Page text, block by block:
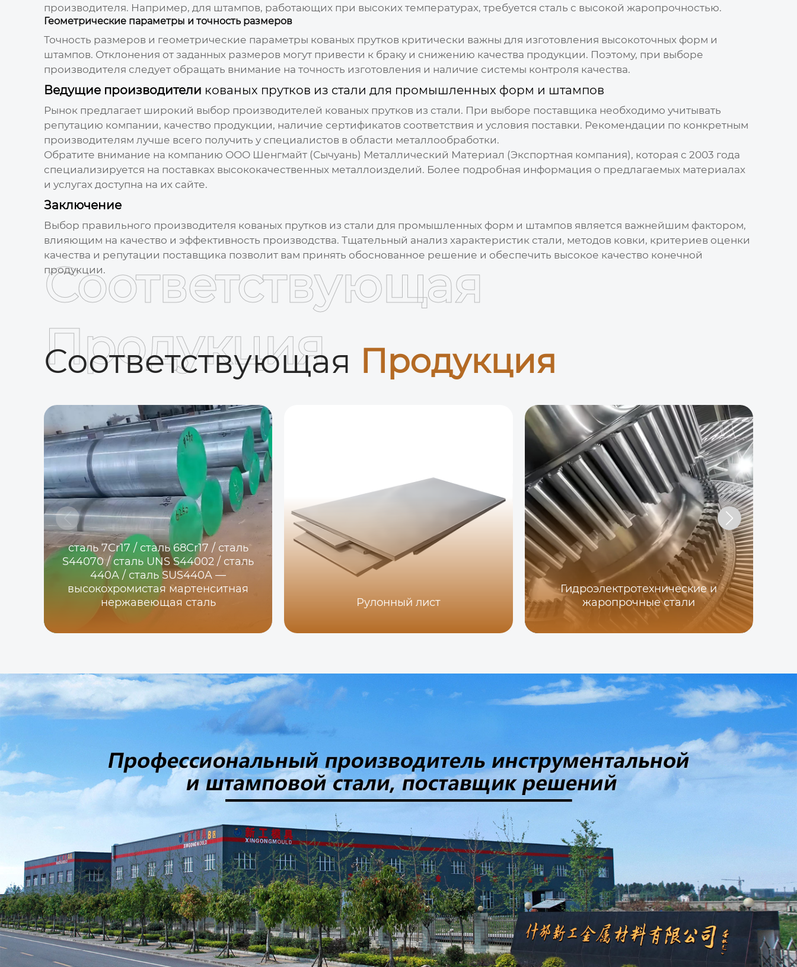
производителя. Например, для штампов, работающих при высоких температурах, требуется сталь с высокой жаропрочностью.
Геометрические параметры и точность размеров
Точность размеров и геометрические параметры кованых прутковкритически важны для изготовления высокоточных форм и
штампов. Отклонения от заданных размеров могут привести к браку и снижению качества продукции. Поэтому, при выборе
производителя следует обращать внимание на точность изготовления и наличие системы контроля качества.
Ведущие производители кованых прутков из стали для промышленных форм и штампов
Рынок предлагает широкий выбор производителей кованых прутков из стали. При выборе поставщика необходимо учитывать
репутацию компании, качество продукции, наличие сертификатов соответствия и условия поставки. Рекомендации по конкретным
производителям лучше всего получить у специалистов в области металлообработки.
Обратите внимание на компанию ООО Шенгмайт (Сычуань) Металлический Материал (Экспортная компания), которая с 2003 года
специализируется на поставках высококачественных металлоизделий. Более подробная информация о предлагаемых материалах
и услугах доступна на их сайте.
Заключение
Выбор правильного производителя кованых прутков из стали для промышленных форм и штамповявляется важнейшим фактором,
влияющим на качество и эффективность производства. Тщательный анализ характеристик стали, методов ковки, критериев оценки
качества и репутации поставщика позволит вам принять обоснованное решение и обеспечить высокое качество конечной
продукции.
Соответствующая Продукция
Соответствующая
Продукция
сталь 7Cr17 / сталь 68Cr17 / сталь
S44070 / сталь UNS S44002 / сталь
440A / сталь SUS440A —
высокохромистая мартенситная
нержавеющая сталь
Рулонный лист
Гидроэлектротехнические и
жаропрочные стали